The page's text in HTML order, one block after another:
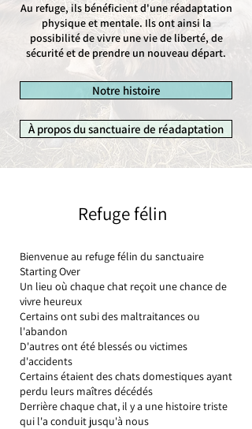
Au refuge, ils bénéficient d'une réadaptation
physique et mentale. Ils ont ainsi la
possibilité de vivre une vie de liberté, de
sécurité et de prendre un nouveau départ.
Notre histoire
À propos du sanctuaire de réadaptation
Refuge félin
Bienvenue au refuge félin du sanctuaire
Starting Over
Un lieu où chaque chat reçoit une chance de
vivre heureux
Certains ont subi des maltraitances ou
l'abandon
D'autres ont été blessés ou victimes
d'accidents
Certains étaient des chats domestiques ayant
perdu leurs maîtres décédés
Derrière chaque chat, il y a une histoire triste
qui l'a conduit jusqu'à nous